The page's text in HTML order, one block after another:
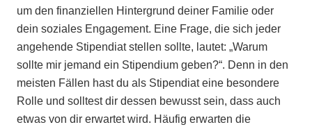
um den finanziellen Hintergrund deiner Familie oder
dein soziales Engagement. Eine Frage, die sich jeder
angehende Stipendiat stellen sollte, lautet: „Warum
sollte mir jemand ein Stipendium geben?“. Denn in den
meisten Fällen hast du als Stipendiat eine besondere
Rolle und solltest dir dessen bewusst sein, dass auch
etwas von dir erwartet wird. Häufig erwarten die